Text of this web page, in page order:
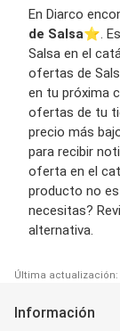
En Diarco
de Salsa⭐️.
Salsa en el
ofertas de
en tu próxima
ofertas de tu
precio más
para recibir
oferta en el
producto no
necesitas?
alternativa.
Última actualización:
Información